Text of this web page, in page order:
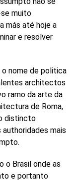
muito
más até hoje a
e resolver
nome de politica
architectos
ramo da arte da
de Roma,
distincto
mais
o Brasil onde as
e portanto